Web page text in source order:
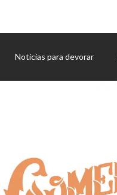
Notícias para devorar